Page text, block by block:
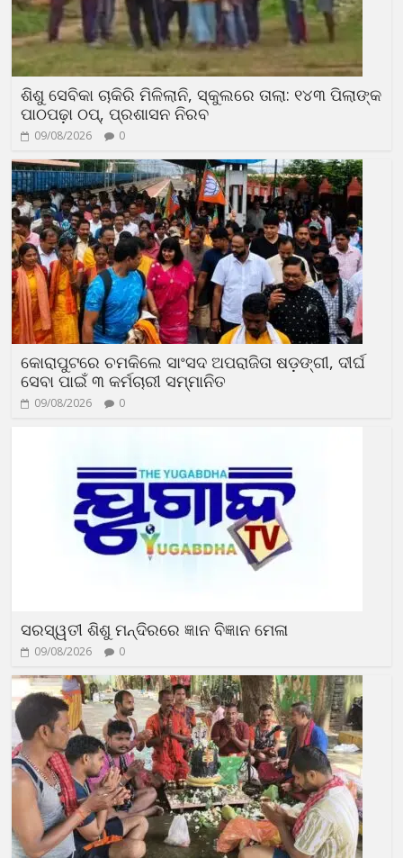
ଶିଶୁ ସେବିକା ଚାକିରି ମିଳିଲାନି, ସ୍କୁଲରେ ତାଲା: ୧୪୩ ପିଲାଙ୍କ
ପାଠପଢ଼ା ଠପ୍, ପ୍ରଶାସନ ନିରବ
09/08/2026 0
କୋରାପୁଟରେ ଚମକିଲେ ସାଂସଦ ଅପରାଜିତା ଷଡ଼ଙ୍ଗୀ, ଦୀର୍ଘ
ସେବା ପାଇଁ ୩ କର୍ମଚାରୀ ସମ୍ମାନିତ
09/08/2026 0
ସରସ୍ୱତୀ ଶିଶୁ ମନ୍ଦିରରେ ଜ୍ଞାନ ବିଜ୍ଞାନ ମେଳା
09/08/2026 0